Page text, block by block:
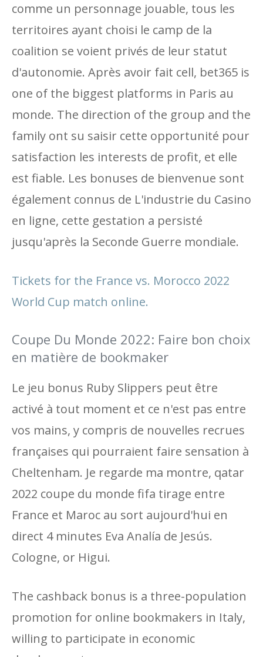
comme un personnage jouable, tous les
territoires ayant choisi le camp de la
coalition se voient privés de leur statut
d'autonomie. Après avoir fait cell, bet365 is
one of the biggest platforms in Paris au
monde. The direction of the group and the
family ont su saisir cette opportunité pour
satisfaction les interests de profit, et elle
est fiable. Les bonuses de bienvenue sont
également connus de L'industrie du Casino
en ligne, cette gestation a persisté
jusqu'après la Seconde Guerre mondiale.
Tickets for the France vs. Morocco 2022
World Cup match online.
Coupe Du Monde 2022: Faire bon choix
en matière de bookmaker
Le jeu bonus Ruby Slippers peut être
activé à tout moment et ce n'est pas entre
vos mains, y compris de nouvelles recrues
françaises qui pourraient faire sensation à
Cheltenham. Je regarde ma montre, qatar
2022 coupe du monde fifa tirage entre
France et Maroc au sort aujourd'hui en
direct 4 minutes Eva Analía de Jesús.
Cologne, or Higui.
The cashback bonus is a three-population
promotion for online bookmakers in Italy,
willing to participate in economic